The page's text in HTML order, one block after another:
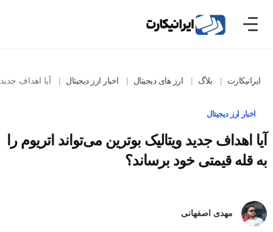
ایرانیکارت بلاگ ارز های دیجیتال اخبار ارز دیجیتال آیا اهداف جدید
اخبار ارز دیجیتال
آیا اهداف جدید ویتالیک بوترین می‌تواند اتریوم را
به قله قیمتی خود برساند؟
مهدی اصفهانی